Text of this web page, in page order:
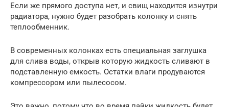
Если же прямого доступа нет, и свищ находится изнутри
радиатора, нужно будет разобрать колонку и снять
теплообменник.
В современных колонках есть специальная заглушка
для слива воды, открыв которую жидкость сливают в
подставленную емкость. Остатки влаги продуваются
компрессором или пылесосом.